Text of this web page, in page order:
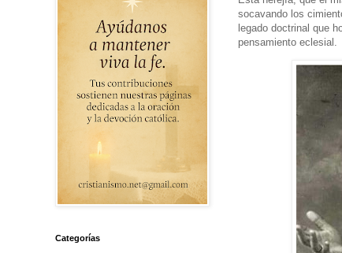
socavando los
legado doctrinal que
pensamiento eclesial.
Categorías